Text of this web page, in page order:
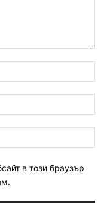
в този браузър